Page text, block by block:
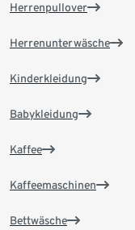
Herrenpullover
Herrenunterwäsche
Kinderkleidung
Babykleidung
Kaffee
Kaffeemaschinen
Bettwäsche